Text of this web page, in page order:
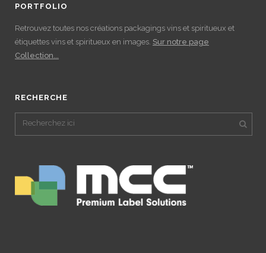
PORTFOLIO
Retrouvez toutes nos créations packagings vins et spiritueux et
étiquettes vins et spiritueux en images. Sur notre page
Collection...
RECHERCHE